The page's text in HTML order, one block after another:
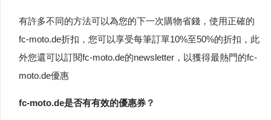
有許多不同的方法可以為您的下一次購物省錢，使用正確的
fc-moto.de折扣，您可以享受每筆訂單10%至50%的折扣，此
外您還可以訂閱fc-moto.de的newsletter，以獲得最熱門的fc-
moto.de優惠
fc-moto.de是否有有效的優惠券？